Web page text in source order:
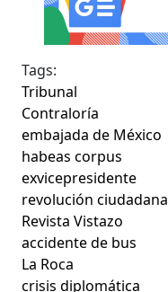
Tags:
Tribunal
Contraloría
embajada de México
habeas corpus
exvicepresidente
revolución ciudadana
Revista Vistazo
accidente de bus
La Roca
crisis diplomática